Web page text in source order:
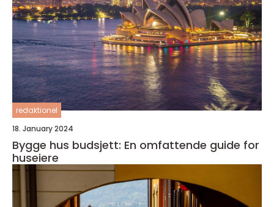
redaktionel
18. January 2024
Bygge hus budsjett: En omfattende guide for
huseiere